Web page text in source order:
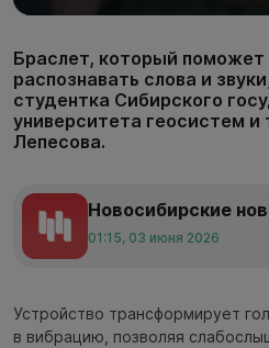
Браслет, который
распознавать слова и
студентка Сибирского
университета геосистем и
Лепесова.
Новосибирские
01:15, 03 июня 2026
Устройство трансформирует
в вибрацию, позволяя